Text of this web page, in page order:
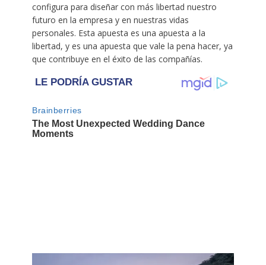
configura para diseñar con más libertad nuestro
futuro en la empresa y en nuestras vidas
personales. Esta apuesta es una apuesta a la
libertad, y es una apuesta que vale la pena hacer, ya
que contribuye en el éxito de las compañías.